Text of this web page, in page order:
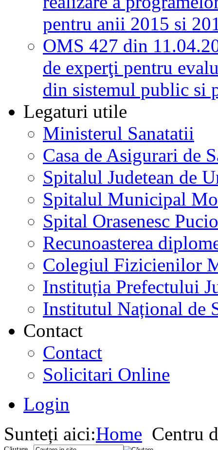
pentru anii 2015 si
OMS 427 din
de experţi pentru
din sistemul public si
Legaturi utile
Ministerul Sanatatii
Casa de Asigurari de
Spitalul Judetean de
Spitalul Municipal
Spital Orasenesc
Recunoasterea
Colegiul Fizicienilor
Instituția Prefectului
Institutul Național de
Contact
Contact
Solicitari Online
Login
Sunteți aici:Home Centru